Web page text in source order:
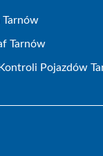
Tarnów
Pojazdów